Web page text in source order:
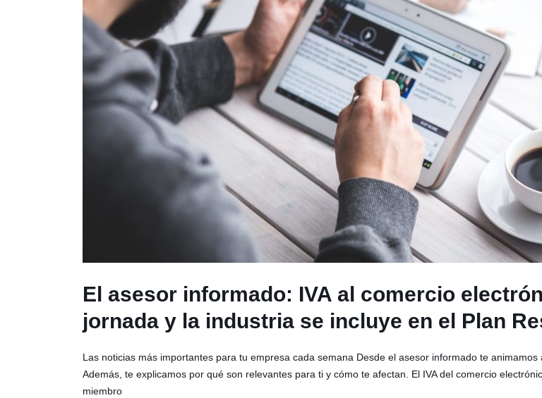
El asesor informado: IVA al comercio
jornada y la industria se incluye en el Plan
Las noticias más importantes para tu empresa cada semana Desde el asesor informado te
Además, te explicamos por qué son relevantes para ti y cómo te afectan. El IVA del comercio
miembro